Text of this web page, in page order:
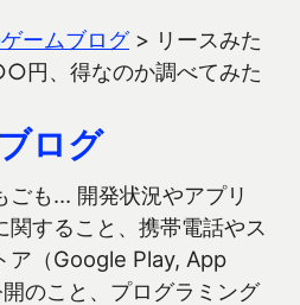
ームブログ> リースみた
円、得なのか調べてみた
ログ
ごも… 開発状況やアプリ
関すること、携帯電話やス
ア（Google Play, App
のこと、プログラミング